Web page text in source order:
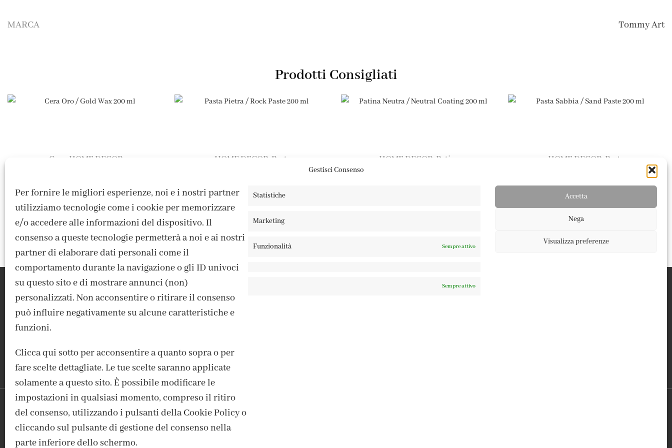
Gestisci Consenso
Per fornire le migliori esperienze, noi e i nostri partner
utilizziamo tecnologie come i cookie per memorizzare
e/o accedere alle informazioni del dispositivo. Il
consenso a queste tecnologie permetterà a noi e ai nostri
partner di elaborare dati personali come il
comportamento durante la navigazione o gli ID univoci
su questo sito e di mostrare annunci (non)
personalizzati. Non acconsentire o ritirare il consenso
può influire negativamente su alcune caratteristiche e
funzioni.
Clicca qui sotto per acconsentire a quanto sopra o per
fare scelte dettagliate. Le tue scelte saranno applicate
solamente a questo sito. È possibile modificare le
impostazioni in qualsiasi momento, compreso il ritiro
del consenso, utilizzando i pulsanti della Cookie Policy o
cliccando sul pulsante di gestione del consenso nella
parte inferiore dello schermo.
Statistiche
Marketing
Funzionalità Sempre attivo
Sempre attivo
Accetta
Nega
Visualizza preferenze
MARCA Tommy Art
Prodotti Consigliati
Cere
HOME DECOR
9,50€
HOME DECOR Paste
Pasta Pietra / Rock Paste 200 ml
7,80€
HOME DECOR Patine
Patina Neutra / Neutral Coating 200 ml
HOME DECOR Paste
7,80
ACCEDI / REGISTRATI
FABBRICA DEL COLORE, VIA TAGLIAMENTO 13, 23900 LECCO – ©ABRALUX SRL P.IVA 01504540137 | DESIGN BY